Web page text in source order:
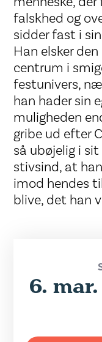
falskhed og
sidder fast i
Han elsker
centrum i
festunivers,
han hader sin
muligheden
gribe ud efter
så ubøjelig i
stivsind, at
imod hendes
blive, det han
6.